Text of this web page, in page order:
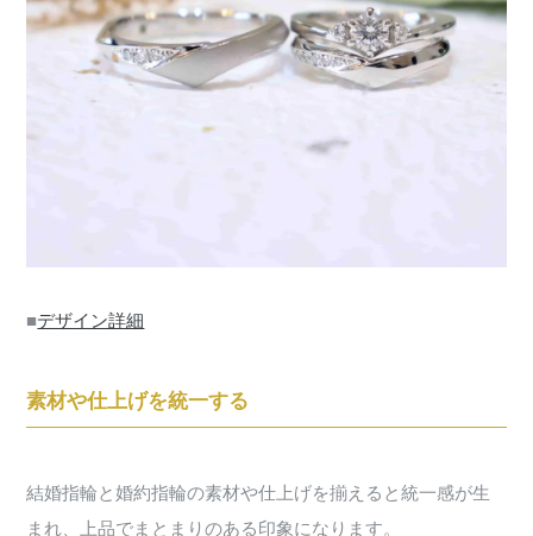
■デザイン詳細
素材や仕上げを統一する
結婚指輪と婚約指輪の素材や仕上げを揃えると統一感が生
まれ、上品でまとまりのある印象になります。